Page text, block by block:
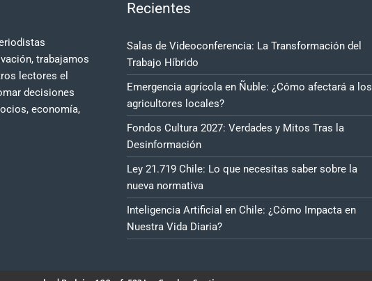
trabajamos
lectores el
decisiones
economía,
Recientes
Salas de Videoconferencia: La Transformación del
Trabajo Híbrido
Emergencia agrícola en Ñuble: ¿Cómo afectará a los
agricultores locales?
Fondos Cultura 2027: Verdades y Mitos Tras la
Desinformación
Ley 21.719 Chile: Lo que necesitas saber sobre la
nueva normativa
Inteligencia Artificial en Chile: ¿Cómo Impacta en
Nuestra Vida Diaria?